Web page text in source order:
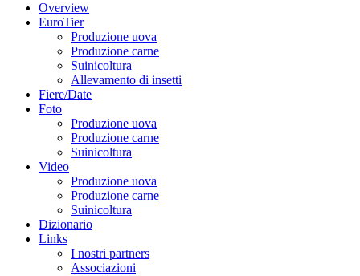
Overview
EuroTier
Produzione uova
Produzione carne
Suinicoltura
Allevamento di insetti
Fiere/Date
Foto
Produzione uova
Produzione carne
Suinicoltura
Video
Produzione uova
Produzione carne
Suinicoltura
Dizionario
Links
I nostri partners
Associazioni